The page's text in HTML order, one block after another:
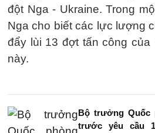
đột Nga - Ukraine. Trong
Nga cho biết các lực lượng
đẩy lùi 13 đợt tấn công của
này.
Bộ trưởng Quốc
trước yêu cầu